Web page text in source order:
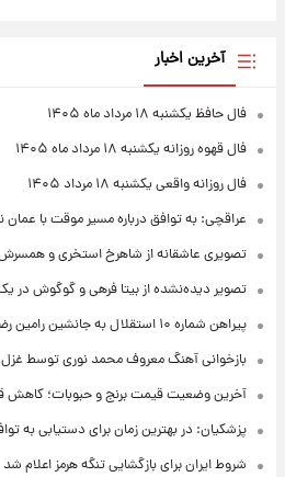
آخرین اخبار
فال حافظ یکشنبه ۱۸ مرداد ماه ۱۴۰۵
فال قهوه روزانه یکشنبه ۱۸ مرداد ماه ۱۴۰۵
فال روزانه واقعی یکشنبه ۱۸ مرداد ۱۴۰۵
عراقچی: به توافق درباره مسیر موقت با
تصویری عاشقانه از شاهرخ استخری و
تصویر دیده‌نشده از بیتا فرهی و گوگوش
پیراهن شماره ۱۰ استقلال به جانشین رامین رضاییان رسید + عکس
بازخوانی آهنگ معروف محمد نوری توسط غزل
آخرین وضعیت قیمت برنج و حبوبات؛ کاهش
پزشکیان: در بهترین زمان برای دستیابی به
شروط ایران برای بازگشایی تنگه هرمز اعلام شد